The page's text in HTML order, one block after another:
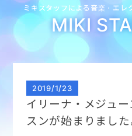
HOME
ミキスタッフによる音楽・エレ
MIKI
2019/1/23
イリーナ・メジュ
スンが始まりました